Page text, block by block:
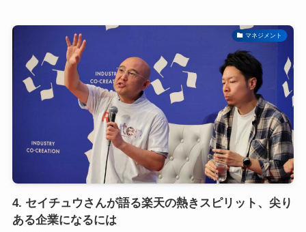
マネジメント
4. セイチュウさんが語る楽天の熱きスピリット、尖り
ある企業になるには